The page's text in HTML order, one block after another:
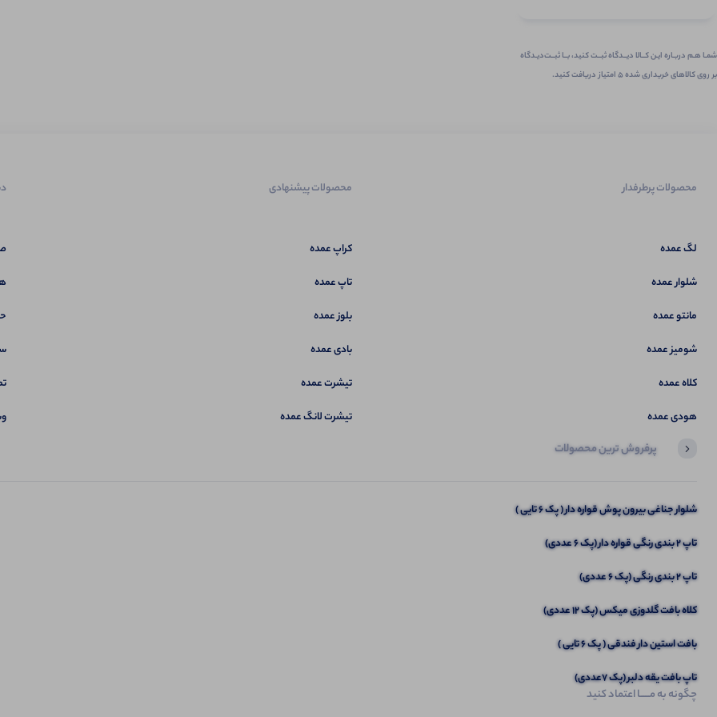
شمـا هـم دربـاره ایـن کــالا دیــدگاه ثبــت کنید، بــا ثبــت‌دیـدگاه
بر روی کالاهای خریداری شده ۵ امتیاز دریافت کنید.
محصولات پرطرفدار
لگ عمده
شلوار عمده
مانتو عمده
شومیز عمده
کلاه عمده
هودی عمده
محصولات پیشنهادی
کراپ عمده
تاپ عمده
بلوز عمده
بادی عمده
تیشرت عمده
تیشرت لانگ عمده
پرفروش ترین محصولات
آخرین محصولاتی که بازدید کردید
شلوار جناغی بیرون پوش قواره دار ( پک 6 تایی )
تاپ ۲ بندی رنگی قواره دار (پک 6 عددی)
تاپ 2 بندی رنگی (پک 6 عددی)
کلاه بافت گلدوزی میکس (پک 12 عددی)
بافت استین دار فندقی ( پک 6 تایی )
تاپ بافت یقه دلبر (پک 7عددی)
تیشرت گلدوزی زنانه (پک 6 عددی)
چگونه به مــــــا اعتماد کنید